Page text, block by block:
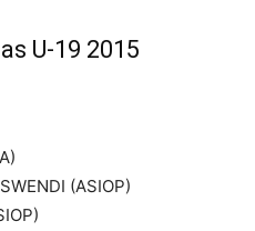
U-19 2015
(ASIOP)